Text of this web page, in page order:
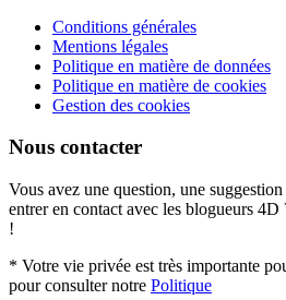
Conditions générales
Mentions légales
Politique en matière de données
Politique en matière de cookies
Gestion des cookies
Nous contacter
Vous avez une question, une
entrer en contact avec les blogueurs 4D
!
* Votre vie privée est très importante
pour consulter notre Politique